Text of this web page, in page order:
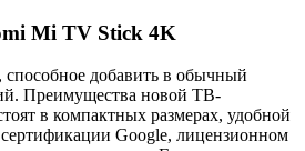
Mi TV Stick 4K
способное добавить в обычный
Преимущества новой ТВ-
в компактных размерах, удобной
Google, лицензионном